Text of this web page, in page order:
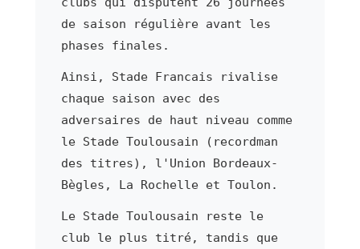
de saison régulière avant les
phases finales.
Ainsi, Stade Francais rivalise
chaque saison avec des
adversaires de haut niveau comme
le Stade Toulousain (recordman
des titres), l'Union Bordeaux-
Bègles, La Rochelle et Toulon.
Le Stade Toulousain reste le
club le plus titré, tandis que